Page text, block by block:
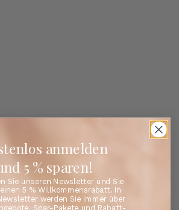
Sie die Lieblingstees unserer Kunden
anmelden
5 % sparen!
Sie unseren Newsletter und Sie
5 % Willkommensrabatt. In
werden Sie immer über
Spar-Pakete und Rabatt-